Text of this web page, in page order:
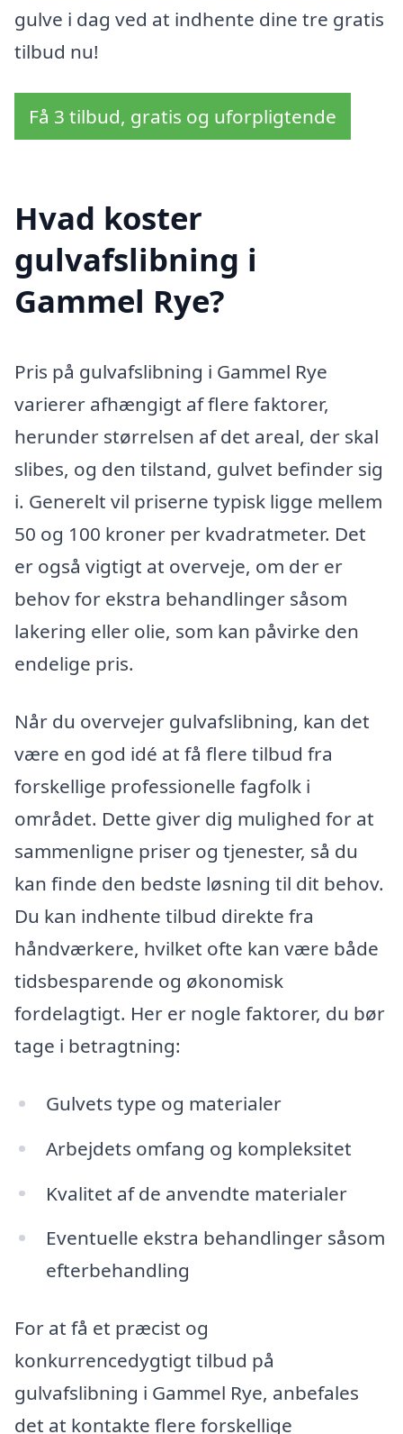
gulve i dag ved at indhente dine tre gratis
tilbud nu!
Få 3 tilbud, gratis og uforpligtende
Hvad koster
gulvafslibning i
Gammel Rye?
Pris på gulvafslibning i Gammel Rye
varierer afhængigt af flere faktorer,
herunder størrelsen af det areal, der skal
slibes, og den tilstand, gulvet befinder sig
i. Generelt vil priserne typisk ligge mellem
50 og 100 kroner per kvadratmeter. Det
er også vigtigt at overveje, om der er
behov for ekstra behandlinger såsom
lakering eller olie, som kan påvirke den
endelige pris.
Når du overvejer gulvafslibning, kan det
være en god idé at få flere tilbud fra
forskellige professionelle fagfolk i
området. Dette giver dig mulighed for at
sammenligne priser og tjenester, så du
kan finde den bedste løsning til dit behov.
Du kan indhente tilbud direkte fra
håndværkere, hvilket ofte kan være både
tidsbesparende og økonomisk
fordelagtigt. Her er nogle faktorer, du bør
tage i betragtning:
Gulvets type og materialer
Arbejdets omfang og kompleksitet
Kvalitet af de anvendte materialer
Eventuelle ekstra behandlinger såsom
efterbehandling
For at få et præcist og
konkurrencedygtigt tilbud på
gulvafslibning i Gammel Rye, anbefales
det at kontakte flere forskellige